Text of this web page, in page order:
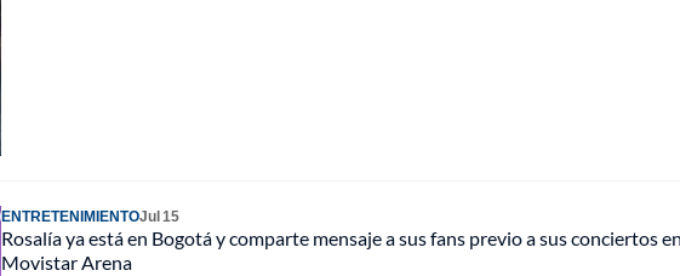
ENTRETENIMIENTOJul 15
Rosalía ya está en Bogotá y comparte mensaje a sus fans previo a sus conciertos
Movistar Arena